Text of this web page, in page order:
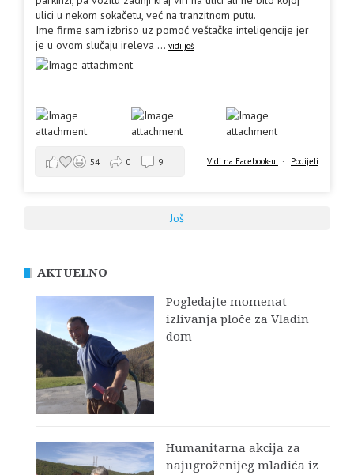
ulici u nekom sokačetu, već na tranzitnom putu.
Ime firme sam izbriso uz pomoć veštačke inteligencije jer
je u ovom slučaju ireleva ... vidi još
Vidi na Facebook-u · Podijeli
54 0 9
Još
AKTUELNO
Pogledajte momenat
izlivanja ploče za Vladin
dom
Humanitarna akcija za
najugroženijeg mladića iz